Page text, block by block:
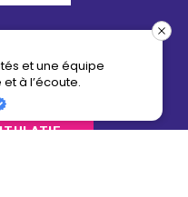
2026 :
et une équipe
à l’écoute.